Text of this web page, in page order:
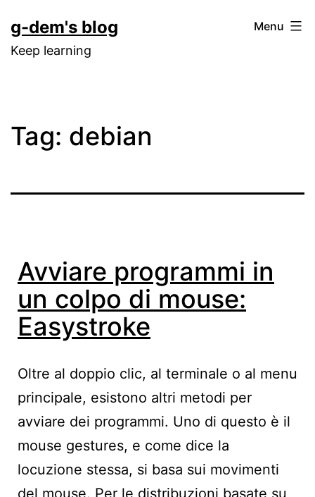
to
content
g-dem's blog
Keep learning
Menu
Tag: debian
Avviare programmi in
un colpo di mouse:
Easystroke
Oltre al doppio clic, al terminale o al menu
principale, esistono altri metodi per
avviare dei programmi. Uno di questo è il
mouse gestures, e come dice la
locuzione stessa, si basa sui movimenti
del mouse. Per le distribuzioni basate su